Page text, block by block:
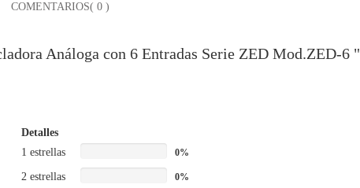
COMENTARIOS( 0 )
Análoga con 6 Entradas Serie ZED Mod.ZED-6 "
Detalles
1 estrellas
0%
2 estrellas 0%